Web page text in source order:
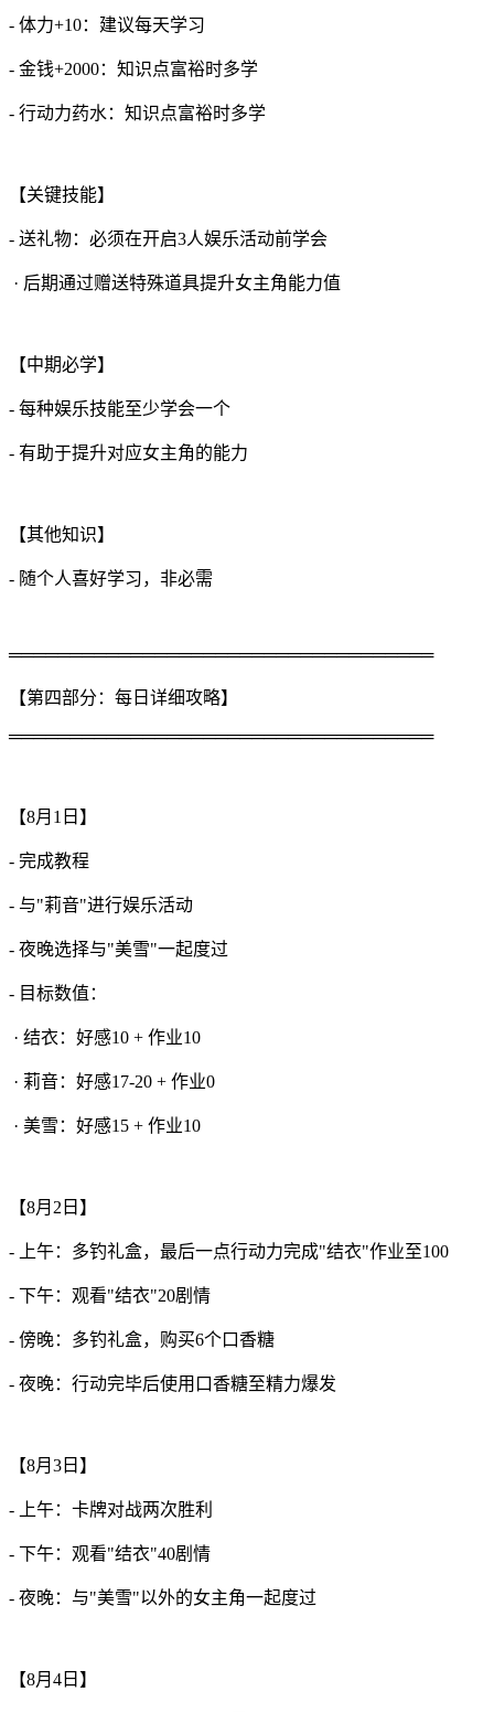
- 体力+10：建议每天学习
- 金钱+2000：知识点富裕时多学
- 行动力药水：知识点富裕时多学
【关键技能】
- 送礼物：必须在开启3人娱乐活动前学会
· 后期通过赠送特殊道具提升女主角能力值
【中期必学】
- 每种娱乐技能至少学会一个
- 有助于提升对应女主角的能力
【其他知识】
- 随个人喜好学习，非必需
═══════════════════════════════════
【第四部分：每日详细攻略】
═══════════════════════════════════
【8月1日】
- 完成教程
- 与"莉音"进行娱乐活动
- 夜晚选择与"美雪"一起度过
- 目标数值：
· 结衣：好感10 + 作业10
· 莉音：好感17-20 + 作业0
· 美雪：好感15 + 作业10
【8月2日】
- 上午：多钓礼盒，最后一点行动力完成"结衣"作业至100
- 下午：观看"结衣"20剧情
- 傍晚：多钓礼盒，购买6个口香糖
- 夜晚：行动完毕后使用口香糖至精力爆发
【8月3日】
- 上午：卡牌对战两次胜利
- 下午：观看"结衣"40剧情
- 夜晚：与"美雪"以外的女主角一起度过
【8月4日】